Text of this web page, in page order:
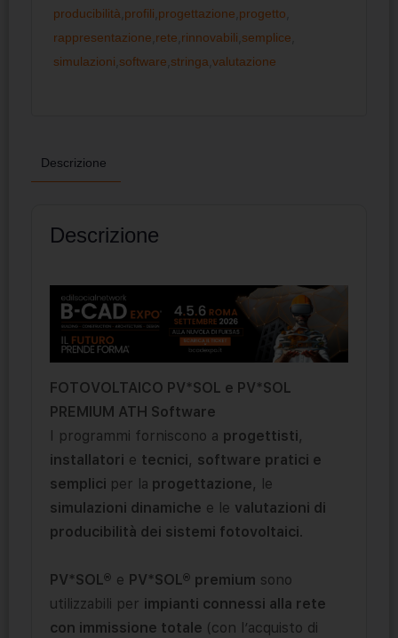
producibilità profili progettazione progetto
rappresentazione rete rinnovabili semplice
simulazioni software stringa valutazione
Descrizione
Descrizione
FOTOVOLTAICO PV*SOL e PV*SOL
PREMIUM ATH Software
I programmi forniscono a progettisti,
installatori e tecnici, software pratici e
semplici per la progettazione, le
simulazioni dinamiche e le valutazioni di
producibilità dei sistemi fotovoltaici.
PV*SOL® e PV*SOL® premium sono
utilizzabili per impianti connessi alla rete
con immissione totale (con l’acquisto di